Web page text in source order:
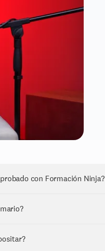
con Formación Ninja?